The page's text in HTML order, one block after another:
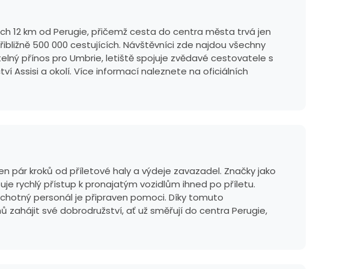
12 km od Perugie, přičemž cesta do centra města trvá jen
500 000 cestujících. Návštěvníci zde najdou všechny
přínos pro Umbrie, letiště spojuje zvědavé cestovatele s
Assisi a okolí. Více informací naleznete na oficiálních
pár kroků od příletové haly a výdeje zavazadel. Značky jako
rychlý přístup k pronajatým vozidlům ihned po příletu.
personál je připraven pomoci. Díky tomuto
své dobrodružství, ať už směřují do centra Perugie,